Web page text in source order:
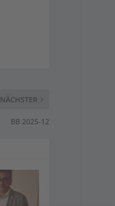
NÄCHSTER
BB 2025-12